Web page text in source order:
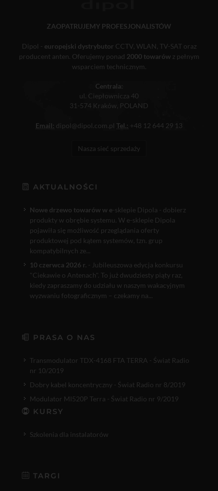
ZAOPATRUJEMY PROFESJONALISTÓW
Dipol - europejski dystrybutor CCTV, WLAN, TV-SAT oraz
producent anten. Oferujemy ponad 2000 towarówz pełnym
wsparciem technicznym.
Centrala:
ul. Ciepłownicza 40
31-574 Kraków, POLAND
Email: dipol@dipol.com.pl Tel.: +48 12 644 29 13
Nasza sieć sprzedaży
AKTUALNOŚCI
Nowe drzewo towarów w e-sklepie Dipola - dobierz
produkty w obrębie systemu. W e-sklepie Dipola
pojawiła się możliwość przeglądania oferty
produktowej pod kątem systemów, tzn. grup
kompatybilnych ze...
10 czerwca 2026 r. - Jubileuszowa edycja konkursu
"Ciekawie o Antenach". To już dwudziesty piąty raz,
kiedy zapraszamy do udziału w naszym wakacyjnym
wyzwaniu fotograficznym – czekamy na...
PRASA O NAS
Transmodulator TDX-4168 FTA TERRA - Świat Radio
nr 10/2019
Dobry kabel koncentryczny - Świat Radio nr 8/2019
Modulator MI520P Terra - Świat Radio nr 9/2019
KURSY
Szkolenia dla instalatorów
TARGI